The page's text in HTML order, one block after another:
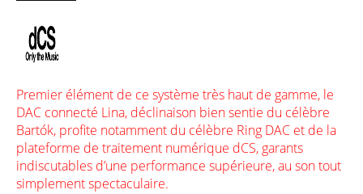
Premier élément de ce système très haut de gamme, le
DAC connecté Lina, déclinaison bien sentie du célèbre
Bartók, profite notamment du célèbre Ring DAC et de la
plateforme de traitement numérique dCS, garants
indiscutables d’une performance supérieure, au son tout
simplement spectaculaire.